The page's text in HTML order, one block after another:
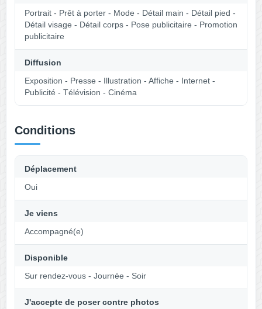
Portrait - Prêt à porter - Mode - Détail main - Détail pied -
Détail visage - Détail corps - Pose publicitaire - Promotion
publicitaire
Diffusion
Exposition - Presse - Illustration - Affiche - Internet -
Publicité - Télévision - Cinéma
Conditions
Déplacement
Oui
Je viens
Accompagné(e)
Disponible
Sur rendez-vous - Journée - Soir
J'accepte de poser contre photos